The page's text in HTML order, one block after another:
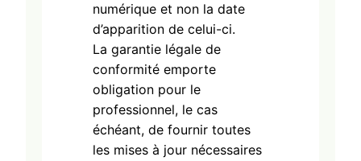
numérique et non la date
d’apparition de celui-ci.
La garantie légale de
conformité emporte
obligation pour le
professionnel, le cas
échéant, de fournir toutes
les mises à jour nécessaires